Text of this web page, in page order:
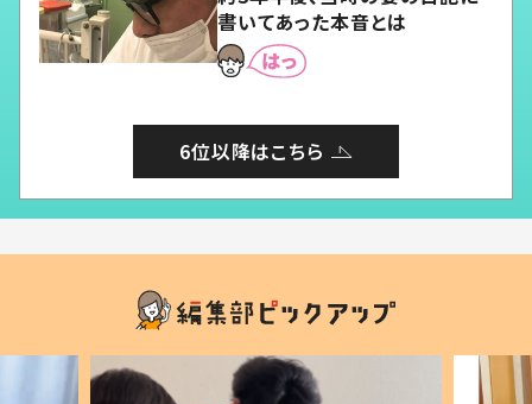
書いてあった本音とは
6位以降はこちら